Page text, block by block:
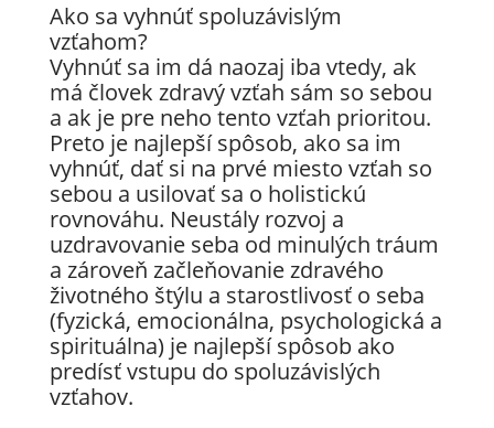
Ako sa vyhnúť spoluzávislým
vzťahom?
Vyhnúť sa im dá naozaj iba vtedy, ak
má človek zdravý vzťah sám so sebou
a ak je pre neho tento vzťah prioritou.
Preto je najlepší spôsob, ako sa im
vyhnúť, dať si na prvé miesto vzťah so
sebou a usilovať sa o holistickú
rovnováhu. Neustály rozvoj a
uzdravovanie seba od minulých tráum
a zároveň začleňovanie zdravého
životného štýlu a starostlivosť o seba
(fyzická, emocionálna, psychologická a
spirituálna) je najlepší spôsob ako
predísť vstupu do spoluzávislých
vzťahov.